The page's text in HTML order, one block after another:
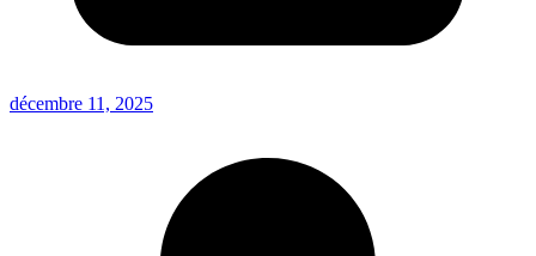
décembre 11, 2025